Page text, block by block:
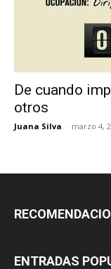
De cuando
otros
Juana Silva - marzo 4,
ENTRADAS